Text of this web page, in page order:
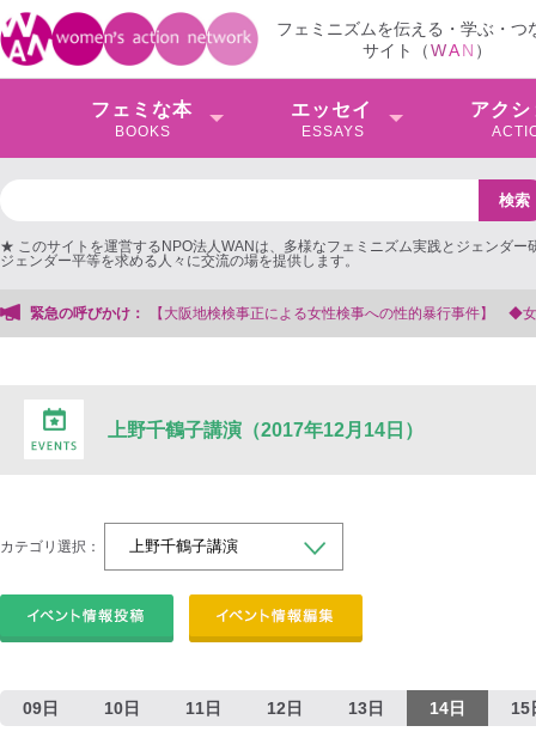
フェミニズムを伝える・学ぶ・つ
サイト（WAN ）
フェミな本
BOOKS
エッセイ
ESSAYS
アクシ
★ このサイトを運営するNPO法人WANは、多様なフェミニズム実践とジェンダー
ジェンダー平等を求める人々に交流の場を提供します。
緊急の呼びかけ：
地検検事正による女性検事への性的暴行事件】 ◆女性検事を支援する会事務局
上野千鶴子講演（2017年12月14日）
カテゴリ選択：
09日 10日 11日 12日 13日 14日 15